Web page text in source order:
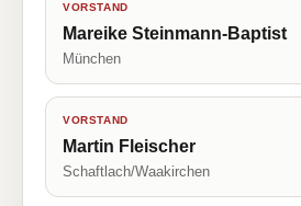
VORSTAND
Mareike Steinmann-Baptist
München
VORSTAND
Martin Fleischer
Schaftlach/Waakirchen